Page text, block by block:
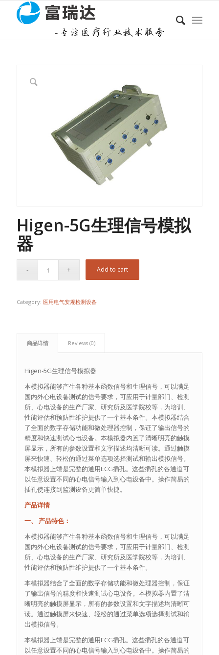
Higen-5G生理信号模拟
器
Add to cart
Category: 医用电气安规检测设备
商品详情 Reviews (0)
Higen-5G生理信号模拟器
本模拟器能够产生各种基本函数信号和生理信号，可以满足
国内外心电设备测试的信号要求，可应用于计量部门、检测
所、心电设备的生产厂家、研究所及医学院校等，为培训、
性能评估和预防性维护提供了一个基本条件。本模拟器结合
了全面的数字存储功能和微处理器控制，保证了输出信号的
精度和快速测试心电设备。本模拟器内置了清晰明亮的触摸
屏显示，所有的参数设置和文字描述均清晰可读。通过触摸
屏来快速、轻松的通过菜单选项选择测试和输出模拟信号。
本模拟器上端是完整的通用ECG插孔。这些插孔的各通道可
以任意设置不同的心电信号输入到心电设备中。操作简易的
插孔使连接到监测设备更简单快捷。
产品详情
一、 产品特色：
本模拟器能够产生各种基本函数信号和生理信号，可以满足
国内外心电设备测试的信号要求，可应用于计量部门、检测
所、心电设备的生产厂家、研究所及医学院校等，为培训、
性能评估和预防性维护提供了一个基本条件。
本模拟器结合了全面的数字存储功能和微处理器控制，保证
了输出信号的精度和快速测试心电设备。本模拟器内置了清
晰明亮的触摸屏显示，所有的参数设置和文字描述均清晰可
读。通过触摸屏来快速、轻松的通过菜单选项选择测试和输
出模拟信号。
本模拟器上端是完整的通用ECG插孔。这些插孔的各通道可
以任意设置不同的心电信号输入到心电设备中。操作简易的